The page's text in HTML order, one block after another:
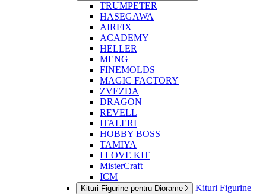
TRUMPETER
HASEGAWA
AIRFIX
ACADEMY
HELLER
MENG
FINEMOLDS
MAGIC FACTORY
ZVEZDA
DRAGON
REVELL
ITALERI
HOBBY BOSS
TAMIYA
I LOVE KIT
MisterCraft
ICM
Kituri Figurine pentru Diorame
Kituri Figurine